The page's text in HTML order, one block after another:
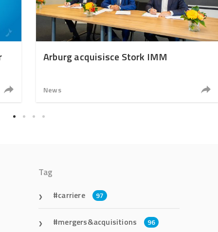
Arburg acquisisce Stork IMM
News
Tag
carriere 97
mergers&acquisitions 96